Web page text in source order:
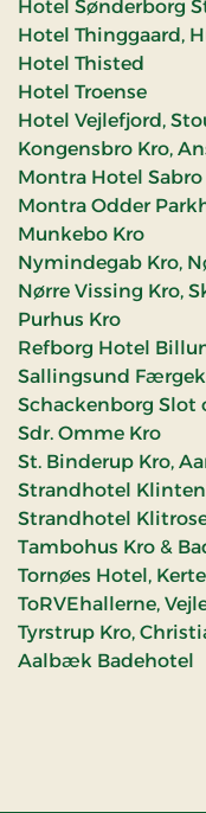
Hotel Sønderborg
Hotel Thinggaard,
Hotel Thisted
Hotel Troense
Hotel Vejlefjord,
Kongensbro Kro,
Montra Hotel Sabro
Montra Odder
Munkebo Kro
Nymindegab Kro,
Nørre Vissing Kro,
Purhus Kro
Refborg Hotel
Sallingsund
Schackenborg Slot
Sdr. Omme Kro
St. Binderup Kro,
Strandhotel
Strandhotel
Tambohus Kro &
Tornøes Hotel,
ToRVEhallerne,
Tyrstrup Kro,
Aalbæk Badehotel